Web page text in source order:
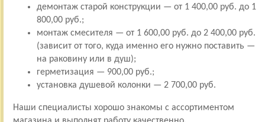
демонтаж старой конструкции — от 1 400,00 руб. до 1
800,00 руб.;
монтаж смесителя — от 1 600,00 руб. до 2 400,00 руб.
(зависит от того, куда именно его нужно поставить —
на раковину или в душ);
герметизация — 900,00 руб.;
установка душевой колонки — 2 700,00 руб.
Наши специалисты хорошо знакомы с ассортиментом